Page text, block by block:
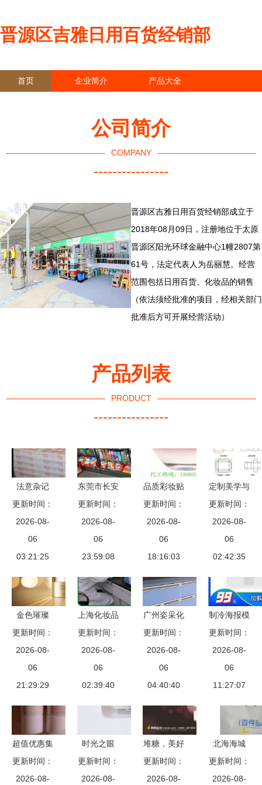
晋源区吉雅日用百货经销部
首页 企业简介 产品大全
公司简介
COMPANY
----------------
晋源区吉雅日用百货经销部成立于
2018年08月09日，注册地位于太原
晋源区阳光环球金融中心1幢2807第
61号，法定代表人为岳丽慧。经营
范围包括日用百货、化妆品的销售
（依法须经批准的项目，经相关部门
批准后方可开展经营活动）
产品列表
PRODUCT
----------------
法意杂记
（十一）
——视觉上
的理性拼图
从一个巴黎
更新时间：
2026-08-
06
03:21:25
东莞市长安
文伟日用品
店 专注品
质日用百
货，让生活
更新时间：
2026-08-
06
23:59:08
品质彩妆贴
牌代工之选
尊爱日化的
专业之路
更新时间：
2026-08-
06
18:16:03
定制美学与
实用性的完
美结合 盛
彩厂家白卡
纸精品折叠
析
更新时间：
2026-08-
06
02:42:35
金色璀璨
用光影铸就
高端生活美
学
更新时间：
2026-08-
06
21:29:29
上海化妆品
加工与代加
工产业 日
用百货的新
赋能引擎
更新时间：
2026-08-
06
02:39:40
广州姿采化
妆品厂oem
代工 选择
一家合适的
化妆品oem
更新时间：
2026-08-
06
04:40:40
制冷海报模
板 设计轻
松，图司机
帮你玩转日
用百货营销
更新时间：
2026-08-
06
11:27:07
超值优惠集
结 专柜中
样小样与精
更新时间：
2026-08-
时光之眼
菲洛嘉焕龄
时光眼霜深
更新时间：
2026-08-
堆糖，美好
生活研究所
解码高端化
更新时间：
2026-08-
北海海城
探寻化妆品
护肤品加工
更新时间：
2026-08-